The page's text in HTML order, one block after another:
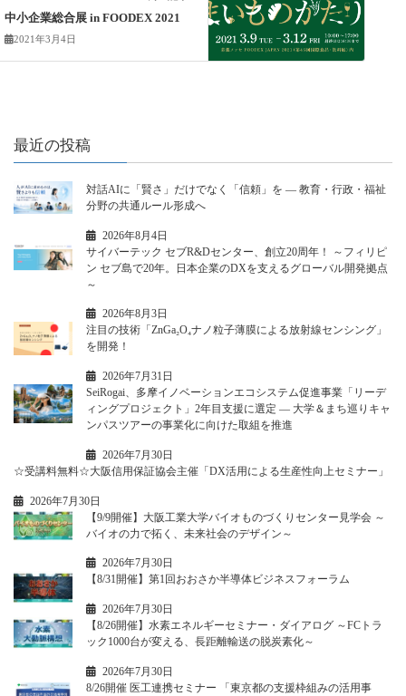
中小企業総合展 in FOODEX 2021
2021年3月4日
最近の投稿
対話AIに「賢さ」だけでなく「信頼」を ― 教育・行政・福祉
分野の共通ルール形成へ
2026年8月4日
サイバーテック セブR&Dセンター、創立20周年！ ～フィリピ
ン セブ島で20年。日本企業のDXを支えるグローバル開発拠点
～
2026年8月3日
注目の技術「ZnGa₂O₄ナノ粒子薄膜による放射線センシング」
を開発！
2026年7月31日
SeiRogai、多摩イノベーションエコシステム促進事業「リーデ
ィングプロジェクト」2年目支援に選定 ― 大学＆まち巡りキャ
ンパスツアーの事業化に向けた取組を推進
2026年7月30日
☆受講料無料☆大阪信用保証協会主催「DX活用による生産性向上セミナー」
2026年7月30日
【9/9開催】大阪工業大学バイオものづくりセンター見学会 ～
バイオの力で拓く、未来社会のデザイン～
2026年7月30日
【8/31開催】第1回おおさか半導体ビジネスフォーラム
2026年7月30日
【8/26開催】水素エネルギーセミナー・ダイアログ ～FCトラ
ック1000台が変える、長距離輸送の脱炭素化～
2026年7月30日
8/26開催 医工連携セミナー 「東京都の支援枠組みの活用事